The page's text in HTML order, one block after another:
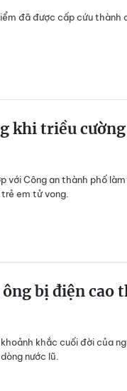
đã được cấp cứu thành
khi triều cường
với Công an thành phố làm
em tử vong.
bị điện cao
khắc cuối đời của
nước lũ.